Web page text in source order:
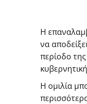
Η
να
περίοδο
Η ομιλία